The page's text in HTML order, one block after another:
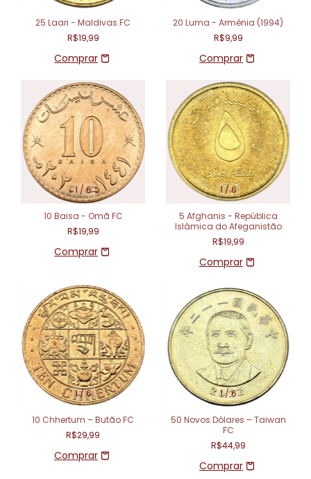
25 Laari - Maldivas FC
R$19,99
20 Luma - Armênia (1994)
R$9,99
1/6
10 Baisa - Omã FC
R$19,99
1/6
5 Afghanis - República
Islâmica do Afeganistão
R$19,99
1/6
10 Chhertum – Butão FC
R$29,99
1/6
50 Novos Dólares – Taiwan
FC
R$44,99